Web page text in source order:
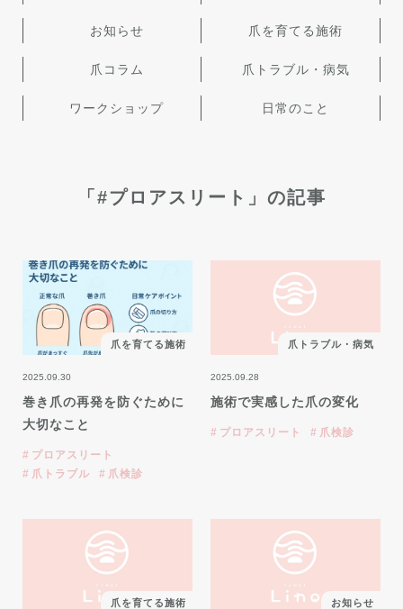
お知らせ 爪を育てる施術
爪コラム 爪トラブル・病気
ワークショップ 日常のこと
「#プロアスリート」の記事
爪を育てる施術
2025.09.30
巻き爪の再発を防ぐために
大切なこと
プロアスリート
爪トラブル
爪検診
爪トラブル・病気
2025.09.28
施術で実感した爪の変化
プロアスリート 爪検診
爪を育てる施術 お知らせ